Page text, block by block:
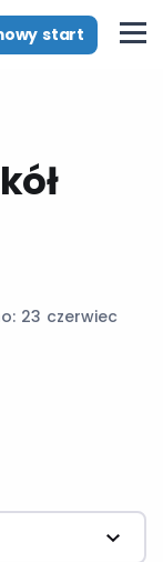
start
23 czerwiec